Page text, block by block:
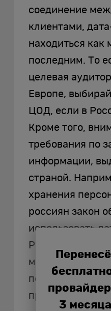
соединение
клиентами,
находиться
последним. То
целевая
Европе,
ЦОД, если в
Кроме того,
требования по
информации,
страной.
хранения
россиян закон
использовать
России.
может повлечь
первую очередь
проекта.
3